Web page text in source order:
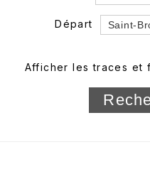
Départ
Département
Longueur min/max
Afficher les traces et